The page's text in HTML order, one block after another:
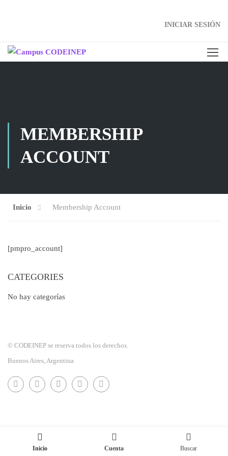
INICIAR SESIÓN
MEMBERSHIP
ACCOUNT
Inicio Membership Account
[pmpro_account]
CATEGORIES
No hay categorías
© CODEINEP se reserva todos los derechos.
Buenos Aires, Argentina
Inicio Cuenta Buscar